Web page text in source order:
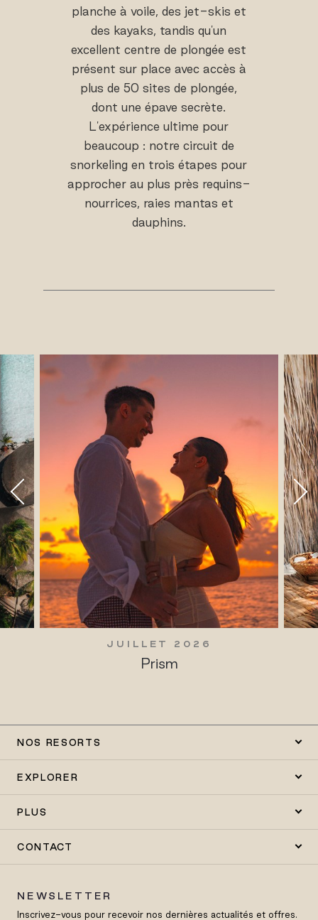
planche à voile, des jet-skis et
des kayaks, tandis qu'un
excellent centre de plongée est
présent sur place avec accès à
plus de 50 sites de plongée,
dont une épave secrète.
L'expérience ultime pour
beaucoup : notre circuit de
snorkeling en trois étapes pour
approcher au plus près requins-
nourrices, raies mantas et
dauphins.
JUILLET 2026
Prism
NOS RESORTS
EXPLORER
PLUS
CONTACT
NEWSLETTER
Inscrivez-vous pour recevoir nos dernières actualités et offres.